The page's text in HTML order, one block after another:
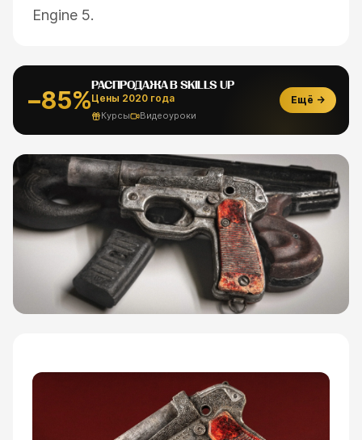
Engine 5.
−85%
РАСПРОДАЖА В SKILLS UP
Цены 2020 года
Курсы Видеоуроки
Ещё →